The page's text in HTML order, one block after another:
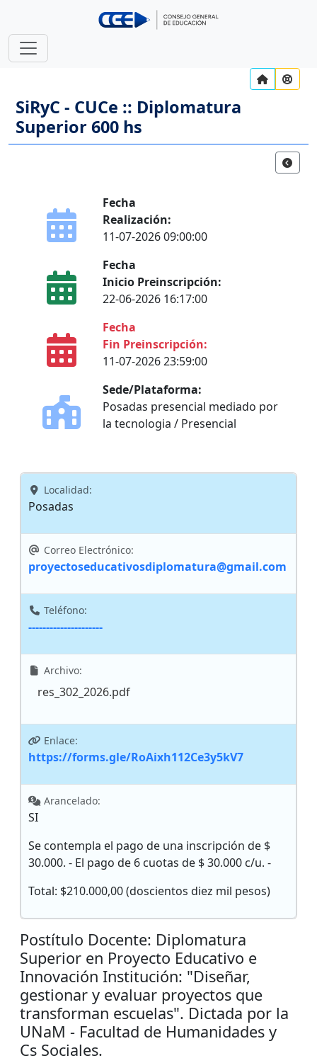
SiRyC - CUCe :: Diplomatura
Superior 600 hs
Fecha
Realización:
11-07-2026 09:00:00
Fecha
Inicio Preinscripción:
22-06-2026 16:17:00
Fecha
Fin Preinscripción:
11-07-2026 23:59:00
Sede/Plataforma:
Posadas presencial mediado por
la tecnologia / Presencial
Postítulo Docente: Diplomatura
Superior en Proyecto Educativo e
Innovación Institución: "Diseñar,
gestionar y evaluar proyectos que
transforman escuelas". Dictada por la
UNaM - Facultad de Humanidades y
Cs Sociales.
Localidad:
Posadas
Correo Electrónico:
proyectoseducativosdiplomatura@gmail.com
Teléfono:
---------------------
Archivo:
res_302_2026.pdf
Enlace:
https://forms.gle/RoAixh112Ce3y5kV7
Arancelado:
SI
Se contempla el pago de una inscripción de $
30.000. - El pago de 6 cuotas de $ 30.000 c/u. -
Total: $210.000,00 (doscientos diez mil pesos)